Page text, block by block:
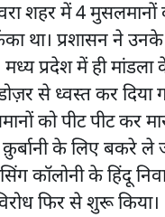
शहर में 4 मुसलमानों
था। प्रशासन ने उनके
प्रदेश में ही
से ध्वस्त कर दिया
को पीट पीट कर
के लिए बकरे ले
कॉलोनी के हिंदू
फिर से शुरू किया।